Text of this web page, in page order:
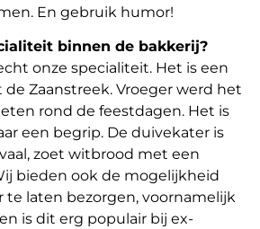
En gebruik humor!
binnen de bakkerij?
onze specialiteit. Het is een
Zaanstreek. Vroeger werd het
rond de feestdagen. Het is
een begrip. De duivekater is
zoet witbrood met een
bieden ook de mogelijkheid
te laten bezorgen, voornamelijk
is dit erg populair bij ex-